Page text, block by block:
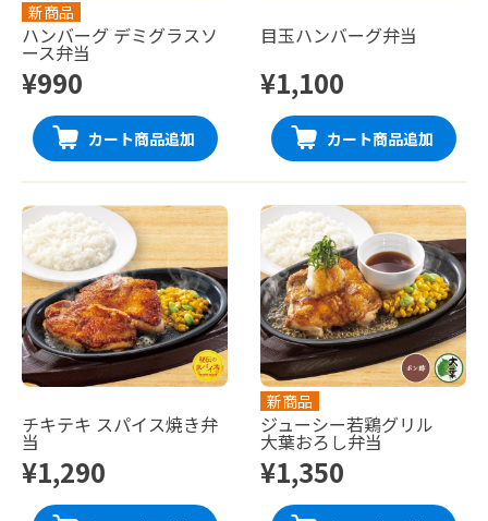
新商品
ハンバーグ デミグラスソ
ース弁当
¥990
カート商品追加
目玉ハンバーグ弁当
¥1,100
カート商品追加
チキテキ スパイス焼き弁
当
¥1,290
新商品
ジューシー若鶏グリル
大葉おろし弁当
¥1,350